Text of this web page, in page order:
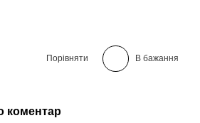
Порівняти В бажання
коментар